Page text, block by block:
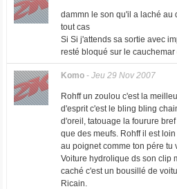
dammn le son qu'il a laché au
tout cas
Si Si j'attends sa sortie avec
resté bloqué sur le
Komo- Jeu 29 Nov 2007
Rohff un zoulou c'est la
d'esprit c'est le bling bling
d'oreil, tatouage la fourure
que des meufs. Rohff il est
au poignet comme ton pére tu
Voiture hydrolique ds son clip
caché c'est un bousillé de
Ricain.